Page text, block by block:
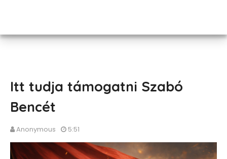
Itt tudja támogatni Szabó
Bencét
Anonymous 5:51